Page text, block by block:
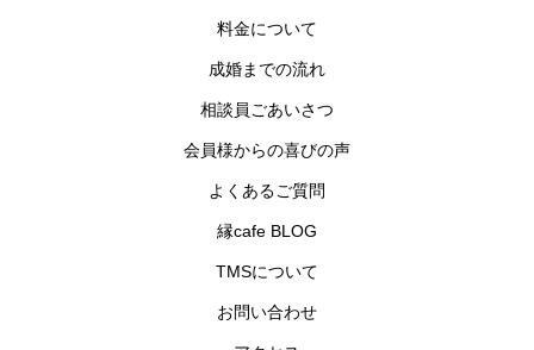
料金について
成婚までの流れ
相談員ごあいさつ
会員様からの喜びの声
よくあるご質問
縁cafe BLOG
TMSについて
お問い合わせ